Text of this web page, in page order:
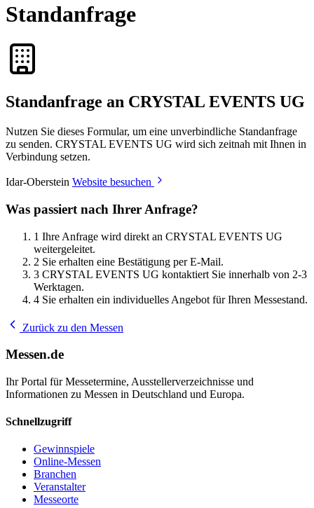
Standanfrage
Standanfrage an CRYSTAL EVENTS UG
Nutzen Sie dieses Formular, um eine unverbindliche Standanfrage
zu senden. CRYSTAL EVENTS UG wird sich zeitnah mit Ihnen in
Verbindung setzen.
Idar-Oberstein Website besuchen
Was passiert nach Ihrer Anfrage?
1 Ihre Anfrage wird direkt an CRYSTAL EVENTS UG
weitergeleitet.
2 Sie erhalten eine Bestätigung per E-Mail.
3 CRYSTAL EVENTS UG kontaktiert Sie innerhalb von 2-3
Werktagen.
4 Sie erhalten ein individuelles Angebot für Ihren Messestand.
Zurück zu den Messen
Messen.de
Ihr Portal für Messetermine, Ausstellerverzeichnisse und
Informationen zu Messen in Deutschland und Europa.
Schnellzugriff
Gewinnspiele
Online-Messen
Branchen
Veranstalter
Messeorte